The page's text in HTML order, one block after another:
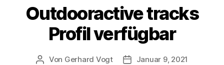
Outdooractive tracks
Profil verfügbar
Beitragsautor
Von Gerhard Vogt Veröffentlichungsdatum
Januar 9, 2021